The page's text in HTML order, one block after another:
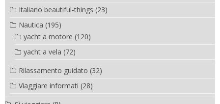
Italiano beautiful-things (23)
Nautica (195)
yacht a motore (120)
yacht a vela (72)
Rilassamento guidato (32)
Viaggiare informati (28)